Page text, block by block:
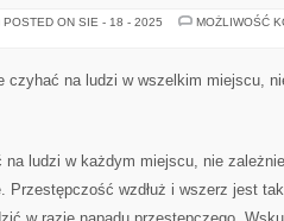
POSTED ON SIE - 18 - 2025
MOŻLIWOŚĆ
czyhać na ludzi w wszelkim miejscu,
na ludzi w każdym miejscu, nie
Przestępczość wzdłuż i wszerz jest